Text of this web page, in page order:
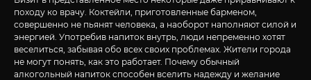
походу ко врачу. Коктейли, приготовленные барменом,
совершенно не пьянят человека, а наоборот наполняют силой и
энергией. Употребив напиток внутрь, люди непременно хотят
веселиться, забывая обо всех своих проблемах. Жители города
не могут понять, как это работает. Почему обычный
алкогольный напиток способен вселить надежду и желание